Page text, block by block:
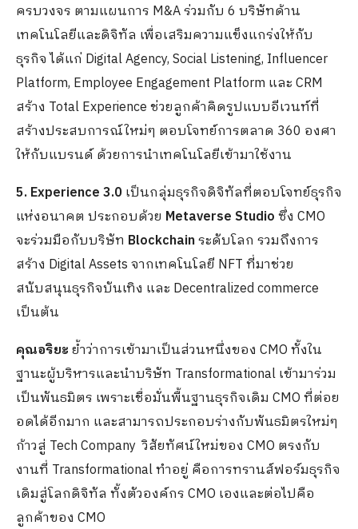
ครบวงจร ตามแผนการ M&A ร่วมกับ 6 บริษัทด้าน
เทคโนโลยีและดิจิทัล เพื่อเสริมความแข็งแกร่งให้กับ
ธุรกิจ ได้แก่ Digital Agency, Social Listening, Influencer
Platform, Employee Engagement Platform และ CRM
สร้าง Total Experience ช่วยลูกค้าคิดรูปแบบอีเวนท์ที่
สร้างประสบการณ์ใหม่ๆ ตอบโจทย์การตลาด 360 องศา
ให้กับแบรนด์ ด้วยการนำเทคโนโลยีเข้ามาใช้งาน
5. Experience 3.0เป็นกลุ่มธุรกิจดิจิทัลที่ตอบโจทย์ธุรกิจ
แห่งอนาคต ประกอบด้วย Metaverse Studioซึ่ง CMO
จะร่วมมือกับบริษัท Blockchainระดับโลก รวมถึงการ
สร้าง Digital Assets จากเทคโนโลยี NFT ที่มาช่วย
สนับสนุนธุรกิจบันเทิง และ Decentralized commerce
เป็นต้น
คุณอริยะย้ำว่าการเข้ามาเป็นส่วนหนึ่งของ CMO ทั้งใน
ฐานะผู้บริหารและนำบริษัท Transformational เข้ามาร่วม
เป็นพันธมิตร เพราะเชื่อมั่นพื้นฐานธุรกิจเดิม CMO ที่ต่อย
อดได้อีกมาก และสามารถประกอบร่างกับพันธมิตรใหม่ๆ
ก้าวสู่ Tech Company วิสัยทัศน์ใหม่ของ CMO ตรงกับ
งานที่ Transformational ทำอยู่ คือการทรานส์ฟอร์มธุรกิจ
เดิมสู่โลกดิจิทัล ทั้งตัวองค์กร CMO เองและต่อไปคือ
ลูกค้าของ CMO